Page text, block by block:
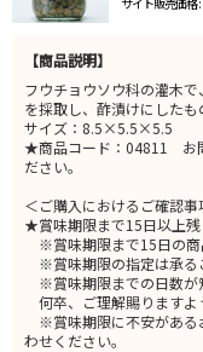
【商品説明】
フウチョウソウ科の灌木
を採取し、酢漬けにしたも
サイズ：8.5×5.5×5.5
★商品コード：04811 お
ださい。
＜ご購入におけるご確認事
★賞味期限まで15日以上残
※賞味期限まで15日の商
※賞味期限の指定は承る
※賞味期限までの日数が
何卒、ご理解賜りますよ
※賞味期限に不安がある
わせください。